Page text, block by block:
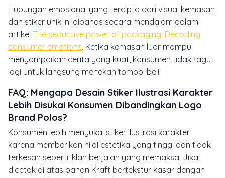
Hubungan emosional yang tercipta dari visual kemasan
dan stiker unik ini dibahas secara mendalam dalam
artikel The seductive power of packaging: Decoding
consumer emotions. Ketika kemasan luar mampu
menyampaikan cerita yang kuat, konsumen tidak ragu
lagi untuk langsung menekan tombol beli.
FAQ: Mengapa Desain Stiker Ilustrasi Karakter
Lebih Disukai Konsumen Dibandingkan Logo
Brand Polos?
Konsumen lebih menyukai stiker ilustrasi karakter
karena memberikan nilai estetika yang tinggi dan tidak
terkesan seperti iklan berjalan yang memaksa. Jika
dicetak di atas bahan Kraft bertekstur kasar dengan